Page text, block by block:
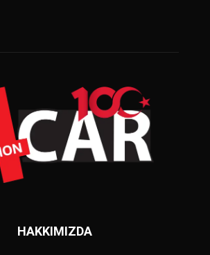
HAKKIMIZDA